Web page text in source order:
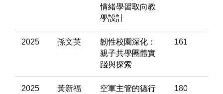
情緒學習取向教
學設計
2025 孫文英
韌性校園深化：
親子共學團體實
踐與探索
161
2025
黃新福
空軍主管的德行
180